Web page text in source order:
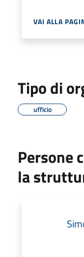
VAI ALLA
Tipo di
ufficio
Persone
la